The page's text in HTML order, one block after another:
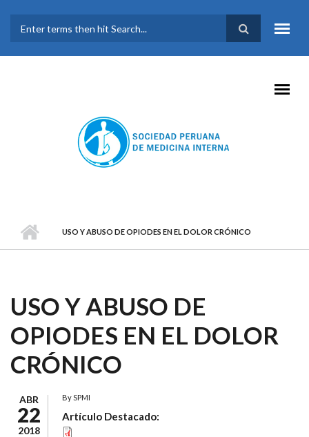
FORMULARIO DE
BÚSQUEDA
USO Y ABUSO DE OPIODES EN EL DOLOR CRÓNICO
USO Y ABUSO DE
OPIODES EN EL DOLOR
CRÓNICO
ABR
22
2018
BySPMI
Artículo Destacado: